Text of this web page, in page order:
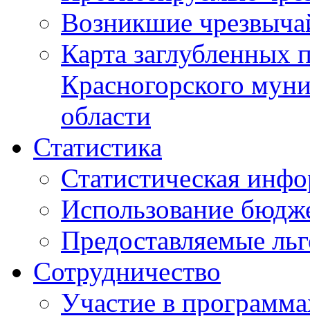
Возникшие
Карта
Красногорского
области
Статистика
Статистическая
Использование
Предоставляемые
Сотрудничество
Участие в